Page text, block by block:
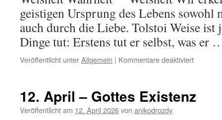
geistigen Ursprung des Lebens sowohl
auch durch die Liebe. Tolstoi Weise ist
Dinge tut: Erstens tut er selbst, was er
Veröffentlicht unterAllgemein | Kommentare deaktiviertfür
Weisheit
12. April – Gottes Existenz
Veröffentlicht am 12. April 2026von anikodrozdy